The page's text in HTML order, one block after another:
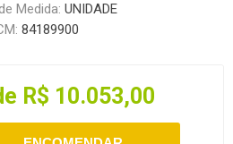
Medida: UNIDADE
84189900
R$ 10.053,00